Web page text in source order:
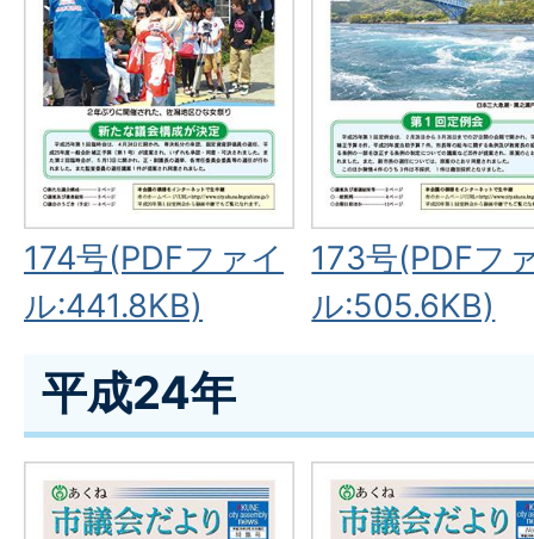
174号(PDFファイ
ル:441.8KB)
173号(PDFフ
ル:505.6KB)
平成24年